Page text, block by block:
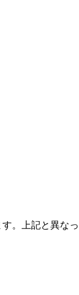
。上記と異な